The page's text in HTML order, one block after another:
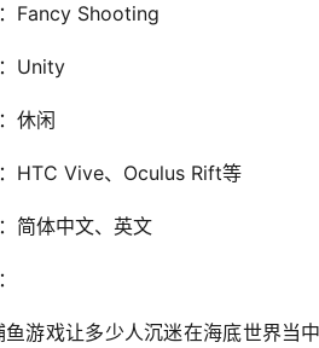
Fancy Shooting
Unity
休闲
HTC Vive、Oculus Rift等
简体中文、英文
游戏让多少人沉迷在海底世界当